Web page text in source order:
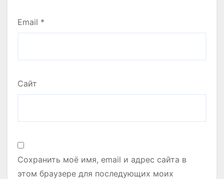
Email *
Сайт
Сохранить моё имя, email и адрес сайта в
этом браузере для последующих моих